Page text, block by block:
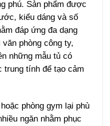
phú. Sản phẩm được
kiểu dáng và số
đáp ứng đa dạng
phòng công ty,
những mẫu tủ có
trung tính để tạo cảm
phòng gym lại phù
ngăn nhằm phục